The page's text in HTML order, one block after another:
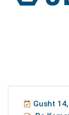
Gusht